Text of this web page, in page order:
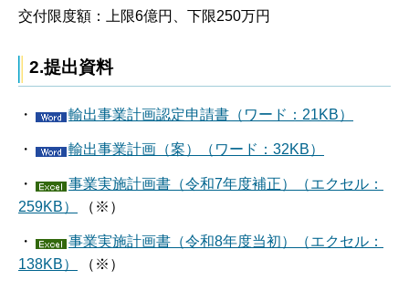
交付限度額：上限6億円、下限250万円
2.提出資料
・ 輸出事業計画認定申請書（ワード：21KB）
・ 輸出事業計画（案）（ワード：32KB）
・
事業実施計画書（令和7年度補正）（エクセル：
259KB）
（※）
・
事業実施計画書（令和8年度当初）（エクセル：
138KB）
（※）